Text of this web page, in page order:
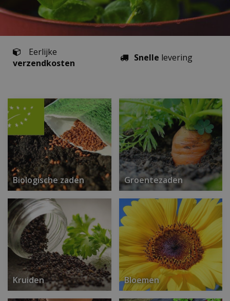
Eerlijke
verzendkosten
Snelle levering
Biologische zaden Groentezaden
Kruiden Bloemen